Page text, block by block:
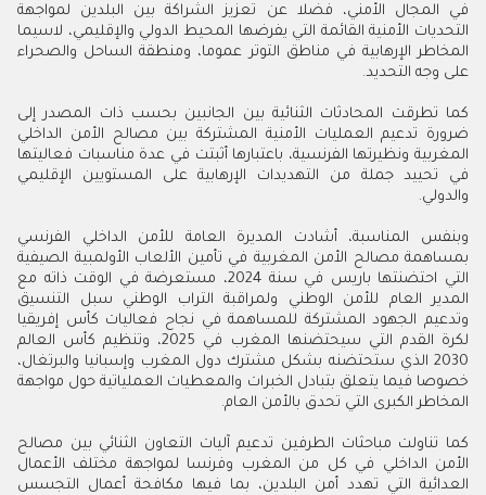
في المجال الأمني، فضلا عن تعزيز الشراكة بين البلدين لمواجهة
التحديات الأمنية القائمة التي يفرضها المحيط الدولي والإقليمي، لاسيما
المخاطر الإرهابية في مناطق التوتر عموما، ومنطقة الساحل والصحراء
على وجه التحديد.
كما تطرقت المحادثات الثنائية بين الجانبين بحسب ذات المصدر إلى
ضرورة تدعيم العمليات الأمنية المشتركة بين مصالح الأمن الداخلي
المغربية ونظيرتها الفرنسية، باعتبارها أثبتت في عدة مناسبات فعاليتها
في تحييد جملة من التهديدات الإرهابية على المستويين الإقليمي
والدولي.
وبنفس المناسبة، أشادت المديرة العامة للأمن الداخلي الفرنسي
بمساهمة مصالح الأمن المغربية في تأمين الألعاب الأولمبية الصيفية
التي احتضنتها باريس في سنة 2024، مستعرضة في الوقت ذاته مع
المدير العام للأمن الوطني ولمراقبة التراب الوطني سبل التنسيق
وتدعيم الجهود المشتركة للمساهمة في نجاح فعاليات كأس إفريقيا
لكرة القدم التي سيحتضنها المغرب في 2025، وتنظيم كأس العالم
2030 الذي ستحتضنه بشكل مشترك دول المغرب وإسبانيا والبرتغال،
خصوصا فيما يتعلق بتبادل الخبرات والمعطيات العملياتية حول مواجهة
المخاطر الكبرى التي تحدق بالأمن العام.
كما تناولت مباحثات الطرفين تدعيم آليات التعاون الثنائي بين مصالح
الأمن الداخلي في كل من المغرب وفرنسا لمواجهة مختلف الأعمال
العدائية التي تهدد أمن البلدين، بما فيها مكافحة أعمال التجسس